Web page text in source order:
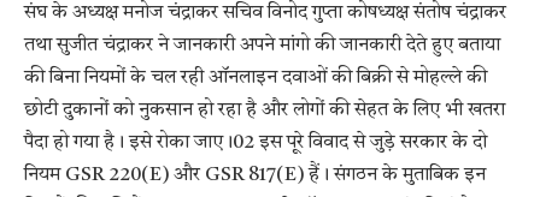
संघ के अध्यक्ष मनोज चंद्राकर सचिव विनोद गुप्ता कोषध्यक्ष संतोष चंद्राकर
तथा सुजीत चंद्राकर ने जानकारी अपने मांगो की जानकारी देते हुए बताया
की बिना नियमों के चल रही ऑनलाइन दवाओं की बिक्री से मोहल्ले की
छोटी दुकानों को नुकसान हो रहा है और लोगों की सेहत के लिए भी खतरा
पैदा हो गया है। इसे रोका जाए।02 इस पूरे विवाद से जुड़े सरकार के दो
नियम GSR 220(E) और GSR 817(E) हैं। संगठन के मुताबिक इन